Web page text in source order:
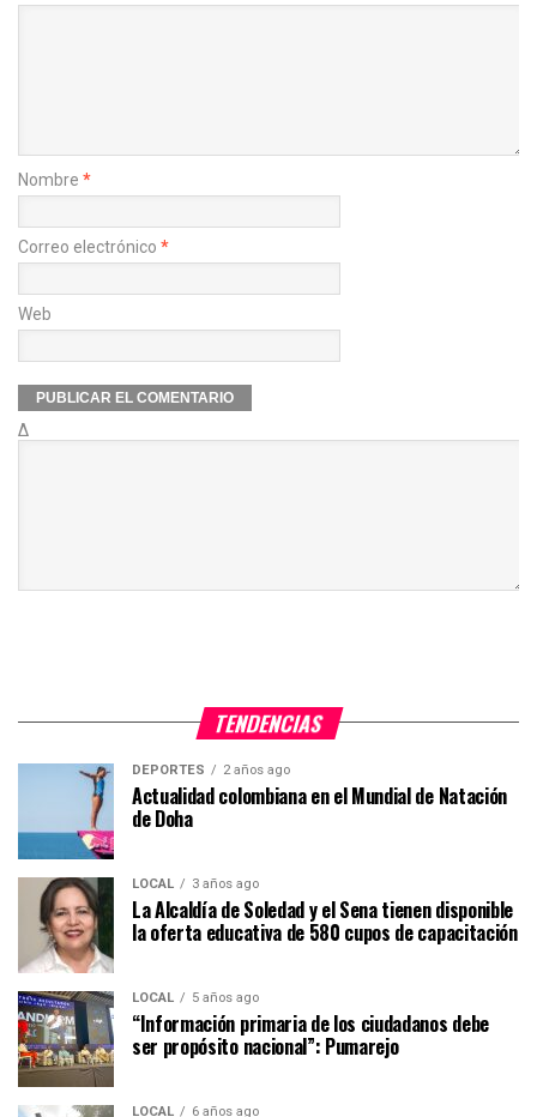
Nombre *
Correo electrónico *
Web
Δ
TENDENCIAS
DEPORTES 2 años ago
Actualidad colombiana en el Mundial de Natación
de Doha
LOCAL 3 años ago
La Alcaldía de Soledad y el Sena tienen disponible
la oferta educativa de 580 cupos de capacitación
LOCAL 5 años ago
“Información primaria de los ciudadanos debe
ser propósito nacional”: Pumarejo
LOCAL 6 años ago